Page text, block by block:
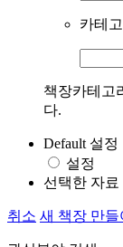
카테고
책장카테고
다.
Default 설정
설정
선택한 자료
취소 새 책장 만들